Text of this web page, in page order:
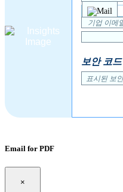
보안 코드
Email for PDF
×